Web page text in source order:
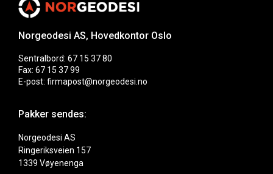
Norgeodesi AS, Hovedkontor Oslo
Sentralbord: 67 15 37 80
Fax: 67 15 37 99
E-post: firmapost@norgeodesi.no
Pakker sendes:
Norgeodesi AS
Ringeriksveien 157
1339 Vøyenenga